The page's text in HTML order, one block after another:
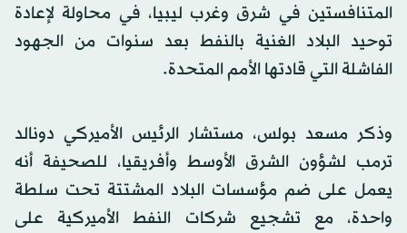
المتنافستين في شرق وغرب ليبيا، في محاولة لإعادة
توحيد البلاد الغنية بالنفط بعد سنوات من الجهود
الفاشلة التي قادتها الأمم المتحدة.
وذكر مسعد بولس، مستشار الرئيس الأميركي دونالد
ترمب لشؤون الشرق الأوسط وأفريقيا، للصحيفة أنه
يعمل على ضم مؤسسات البلاد المشتتة تحت سلطة
واحدة، مع تشجيع شركات النفط الأميركية على